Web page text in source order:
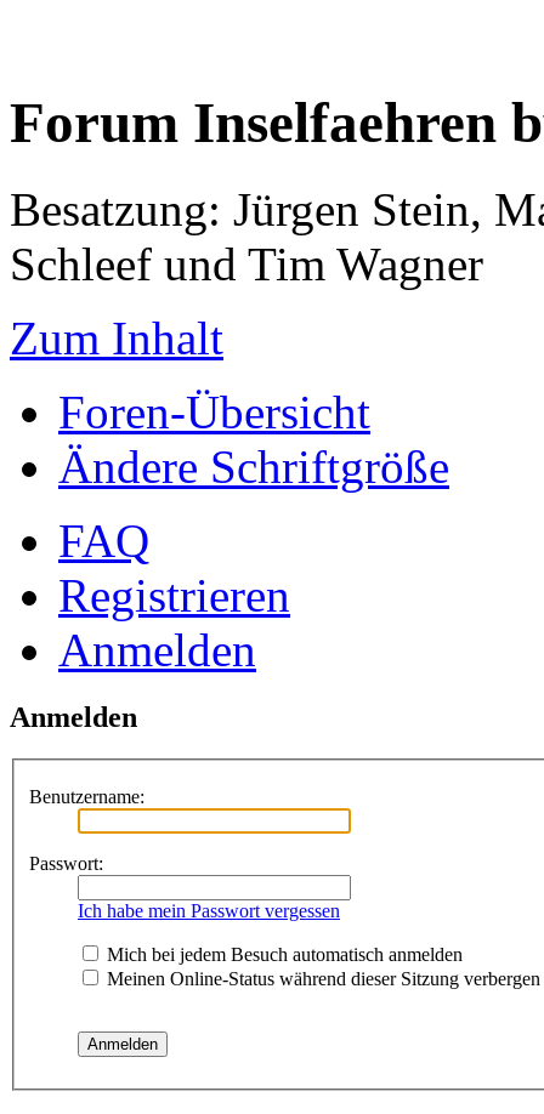
Forum Inselfaehren
Besatzung: Jürgen Stein,
Schleef und Tim Wagner
Zum Inhalt
Foren-Übersicht
Ändere Schriftgröße
FAQ
Registrieren
Anmelden
Anmelden
Benutzername:
Passwort:
Ich habe mein Passwort vergessen
Mich bei jedem Besuch automatisch anmelden
Meinen Online-Status während dieser Sitzung verbergen